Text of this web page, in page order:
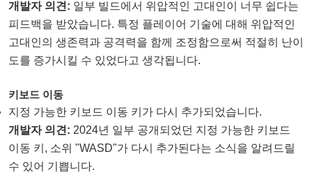
개발자 의견: 일부 빌드에서 위압적인 고대인이 너무 쉽다는
피드백을 받았습니다. 특정 플레이어 기술에 대해 위압적인
고대인의 생존력과 공격력을 함께 조정함으로써 적절히 난이
도를 증가시킬 수 있었다고 생각됩니다.
키보드 이동
지정 가능한 키보드 이동 키가 다시 추가되었습니다.
개발자 의견: 2024년 일부 공개되었던 지정 가능한 키보드
이동 키, 소위 "WASD"가 다시 추가된다는 소식을 알려드릴
수 있어 기쁩니다.